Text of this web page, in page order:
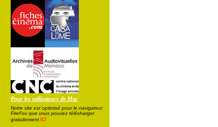
Pour les utilisateurs de Mac
Notre site est optimisé pour le navigateur
FireFox que vous pouvez télécharger
gratuitement ici